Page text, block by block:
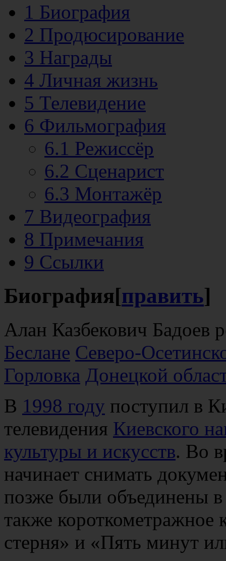
1 Биография
2 Продюсирование
3 Награды
4 Личная жизнь
5 Телевидение
6 Фильмография
6.1 Режиссёр
6.2 Сценарист
6.3 Монтажёр
7 Видеография
8 Примечания
9 Ссылки
Биография[править]
Алан Казбекович Бадоев
Беслане Северо-
Горловка Донецкой
В 1998 году поступил в
телевидения Киевского
культуры и искусств. Во
начинает снимать
позже были объединены
также
стерня» и «Пять минут